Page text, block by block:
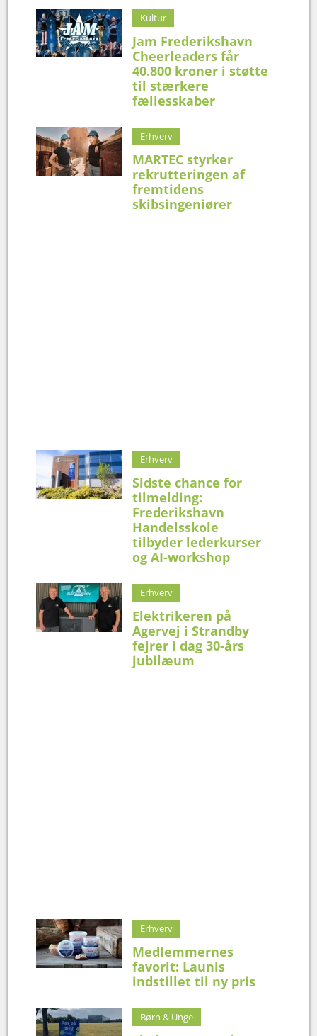
Kultur
Jam Frederikshavn
Cheerleaders får
40.800 kroner i støtte
til stærkere
fællesskaber
Erhverv
MARTEC styrker
rekrutteringen af
fremtidens
skibsingeniører
Erhverv
Sidste chance for
tilmelding:
Frederikshavn
Handelsskole
tilbyder lederkurser
og AI-workshop
Erhverv
Elektrikeren på
Agervej i Strandby
fejrer i dag 30-års
jubilæum
Erhverv
Medlemmernes
favorit: Launis
indstillet til ny pris
Børn & Unge